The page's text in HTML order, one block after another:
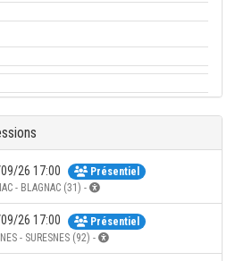
26 17:00
Présentiel
- BLAGNAC (31) -
26 17:00
Présentiel
- SURESNES (92) -